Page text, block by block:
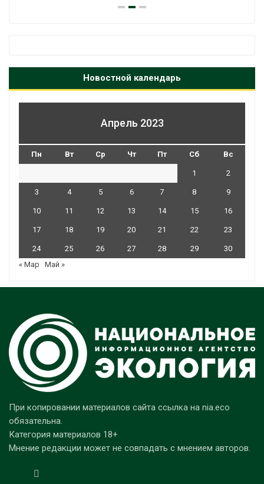
Новостной календарь
Апрель 2023
Пн Вт Ср Чт Пт Сб Вс
1 2
3 4 5 6 7 8 9
10 11 12 13 14 15 16
17 18 19 20 21 22 23
24 25 26 27 28 29
30
« Мар
Май »
При копировании материалов сайта ссылка на nia.eco
обязательна.
Категория материалов 18+
Мнение редакции может не совпадать с мнением авторов.